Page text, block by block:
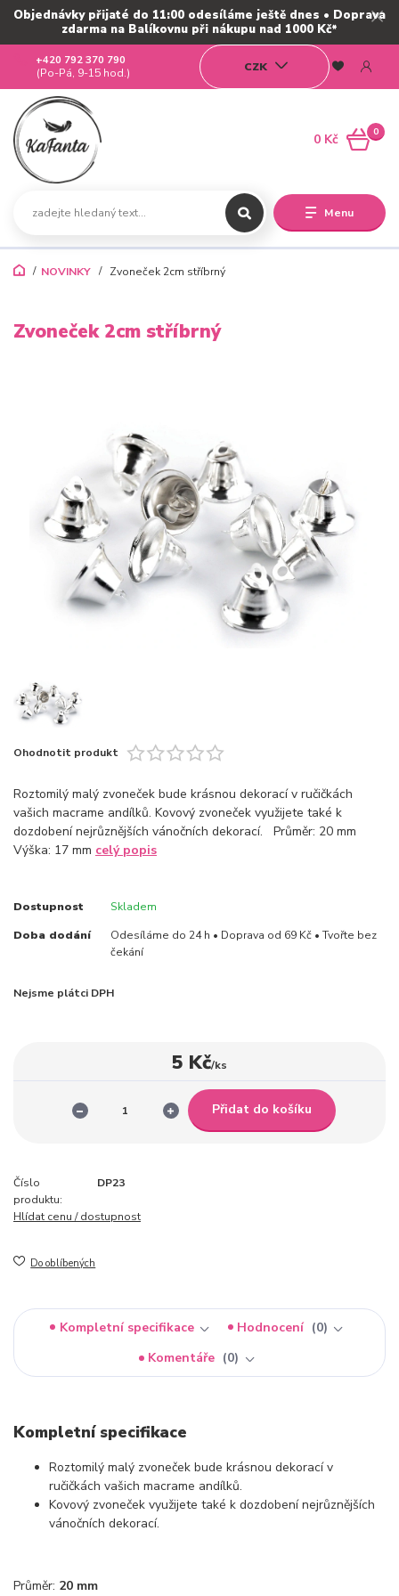
Objednávky přijaté do 11:00 odesíláme ještě dnes • Doprava
zdarma na Balíkovnu při nákupu nad 1000 Kč*
Menu
CZK
+420 792 370 790
(Po-Pá, 9-15 hod.)
0
0 Kč
NOVINKY Zvoneček 2cm stříbrný
Zvoneček 2cm stříbrný
Ohodnotit produkt
Roztomilý malý zvoneček bude krásnou dekorací v ručičkách
vašich macrame andílků. Kovový zvoneček využijete také k
dozdobení nejrůznějších vánočních dekorací. Průměr: 20 mm
Výška: 17 mm celý popis
Dostupnost Skladem
Doba dodání
Odesíláme do 24 h • Doprava od 69 Kč • Tvořte bez
čekání
Nejsme plátci DPH
5 Kč/ks
Přidat do košíku
Číslo
produktu:
DP23
Hlídat cenu / dostupnost
Do oblíbených
Kompletní specifikace Hodnocení
0
Komentáře
0
Kompletní specifikace
Roztomilý malý zvoneček bude krásnou dekorací v
ručičkách vašich macrame andílků.
Kovový zvoneček využijete také k dozdobení nejrůznějších
vánočních dekorací.
Průměr: 20 mm